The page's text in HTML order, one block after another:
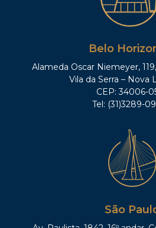
Belo
Alameda Oscar Niemeyer, 119,
Vila da Serra – Nova
CEP: 34006-
Tel: (31)3289-
São